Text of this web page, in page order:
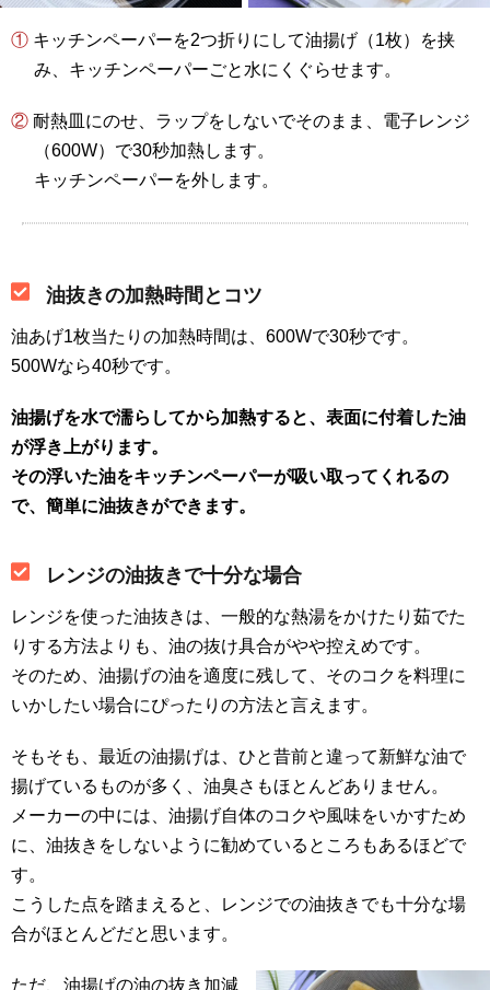
① キッチンペーパーを2つ折りにして油揚げ（1枚）を挟
み、キッチンペーパーごと水にくぐらせます。
② 耐熱皿にのせ、ラップをしないでそのまま、電子レンジ
（600W）で30秒加熱します。
キッチンペーパーを外します。
油抜きの加熱時間とコツ
油あげ1枚当たりの加熱時間は、600Wで30秒です。
500Wなら40秒です。
油揚げを水で濡らしてから加熱すると、表面に付着した油
が浮き上がります。
その浮いた油をキッチンペーパーが吸い取ってくれるの
で、簡単に油抜きができます。
レンジの油抜きで十分な場合
レンジを使った油抜きは、一般的な熱湯をかけたり茹でた
りする方法よりも、油の抜け具合がやや控えめです。
そのため、油揚げの油を適度に残して、そのコクを料理に
いかしたい場合にぴったりの方法と言えます。
そもそも、最近の油揚げは、ひと昔前と違って新鮮な油で
揚げているものが多く、油臭さもほとんどありません。
メーカーの中には、油揚げ自体のコクや風味をいかすため
に、油抜きをしないように勧めているところもあるほどで
す。
こうした点を踏まえると、レンジでの油抜きでも十分な場
合がほとんどだと思います。
ただ、油揚げの油の抜き加減